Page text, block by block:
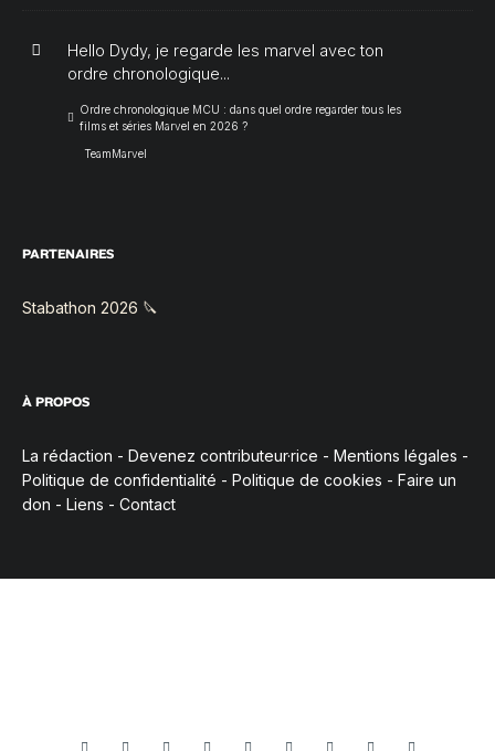
Hello Dydy, je regarde les marvel avec ton
ordre chronologique...
Ordre chronologique MCU : dans quel ordre regarder tous les
films et séries Marvel en 2026 ?
TeamMarvel
PARTENAIRES
Stabathon 2026 🔪
À PROPOS
La rédaction - Devenez contributeur·rice - Mentions légales -
Politique de confidentialité - Politique de cookies - Faire un
don - Liens - Contact